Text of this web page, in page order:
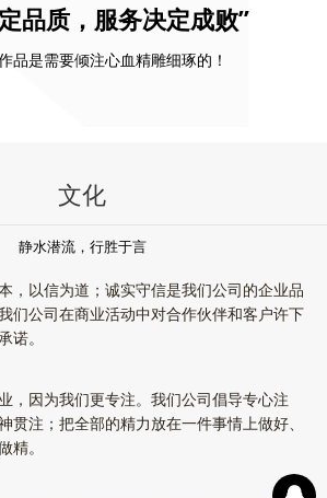
品质，服务决定成败”
品是需要倾注心血精雕细琢的！
文化
静水潜流，行胜于言
，以信为道；诚实守信是我们公司的企业品
们公司在商业活动中对合作伙伴和客户许下
诺。
，因为我们更专注。我们公司倡导专心注
贯注；把全部的精力放在一件事情上做好、
精。